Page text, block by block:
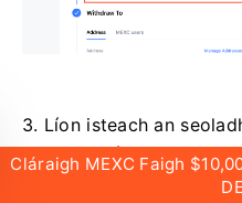
3. Líon isteach an
agus an méid a
isteach].
Cláraigh MEXC Faigh